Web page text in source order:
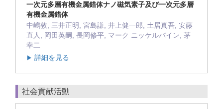
一次元多層有機金属錯体ナノ磁気素子及び一次元多層
有機金属錯体
中嶋敦, 三井正明, 宮島謙, 井上健一郎, 土居真吾, 安藤
直人, 岡田英嗣, 長岡修平, マーク ニッケルバイン, 茅
幸二
▶ 詳細を見る
社会貢献活動